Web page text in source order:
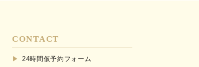
CONTACT
24時間仮予約フォーム